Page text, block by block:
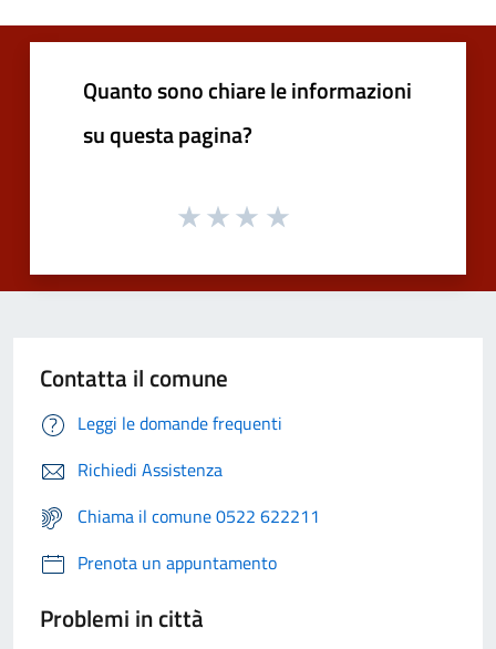
Quanto sono chiare le informazioni
su questa pagina?
Contatta il comune
Leggi le domande frequenti
Richiedi Assistenza
Chiama il comune 0522 622211
Prenota un appuntamento
Problemi in città